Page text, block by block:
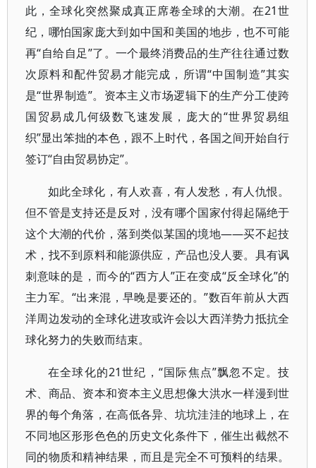
此，全球化突然聚成真正席卷全球的大潮。在21世
纪，哪怕国家庞大到如中国和美国的地步，也不可能
再“自给自足”了。一个最终消费品的生产往往通过数
次原料和配件贸易才能完成，所谓“中国制造”其实
是“世界制造”。资本主义市场逻辑下的生产分工使跨
国贸易成几何级数飞速发展，庞大的“世界贸易组
织”显出笨拙的本色，跟不上时代，各国之间开始自行
签订“自由贸易协定”。
如此全球化，有人欢喜，有人发愁，有人仇恨。
但不管是支持还是反对，没有哪个国家付得起隔绝于
这个大潮的代价，落到类似某国的境地——买不起技
术，找不到原料和能源供应，产品也没人要。具有讽
刺意味的是，而今的“西方人”正在变成“反全球化”的
主力军。“出来混，早晚是要还的。”数百年前从大西
洋周边发动的全球化进攻或许会以大西洋势力抵抗全
球化努力的失败而结束。
在全球化的21世纪，“国际焦点”飘忽不定。技
术、商品、资本和资本主义思想像大洪水一样漫到世
界的每个角落，在高低各异、坑坑洼洼的地球上，在
不同地区形形色色的历史文化条件下，催生出截然不
同的物质和精神结果，而且是完全不可预料的结果。